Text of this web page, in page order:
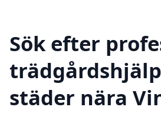
Sök efter
städer nära